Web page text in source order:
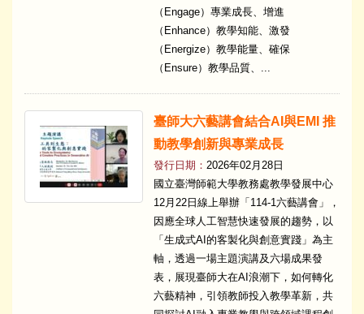
（Engage）專業成長、增進
（Enhance）教學知能、激發
（Energize）教學能量、確保
（Ensure）教學品質、...
臺師大六藝講會結合AI與EMI 推
動教學創新與專業成長
發行日期： 2026年02月28日
國立臺灣師範大學教務處教學發展中心
12月22日線上舉辦「114-1六藝講會」，
因應全球人工智慧快速發展的趨勢，以
「生成式AI的客製化與創意實踐」為主
軸，透過一場主題演講及六場成果發
表，展現臺師大在AI浪潮下，如何轉化
六藝精神，引領教師投入教學革新，共